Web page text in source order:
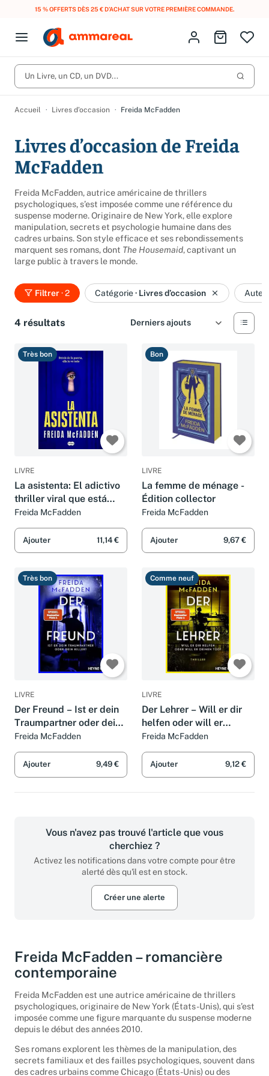
15 % OFFERTS DÈS 25 € D’ACHAT SUR VOTRE PREMIÈRE COMMANDE.
Open menu
Fermer le menu
CD d'occasion
DVD d'occasion
Meilleures ventes
Nos engagements
Lancer
Activez les notifications dans votre compte pour être alerté dès
qu'il est en stock.
Créer une alerte
Identifiez-vous
Aller au
Un Livre, un CD, un DVD...
Accueil Livres d’occasion Freida McFadden
Livres d’occasion de Freida
McFadden
Freida McFadden, autrice américaine de thrillers
psychologiques, s’est imposée comme une référence du
suspense moderne. Originaire de New York, elle explore
manipulation, secrets et psychologie humaine dans des
cadres urbains. Son style efficace et ses rebondissements
marquent ses romans, dont The Housemaid, captivant un
large public à travers le monde.
Filtrer· 2 Catégorie· Livres d’occasion
4 résultats
Très bon
LIVRE
La asistenta: El adictivo
thriller viral que está
arrasando
(SUMA)
Freida McFadden
Ajouter 11,14 €
Bon
LIVRE
La femme de ménage -
Édition collector
Freida McFadden
Ajouter 9,67 €
Très bon
LIVRE
Der Freund – Ist er dein
Traumpartner oder dein
Killer?: Thriller - Der
SPIEGEL-Nr.1-Bestseller.
Von der Autorin des
Weltbestsel
Freida McFadden
Ajouter 9,49 €
Comme neuf
LIVRE
Der Lehrer – Will er dir
helfen oder will er
deinen Tod?: Thriller -
Von der Autorin des
Weltbestsellers »Wenn
sie wüsste«.
Freida McFadden
Ajouter 9,12 €
Vous n'avez pas trouvé l'article que vous
cherchiez ?
Activez les notifications dans votre compte pour être
alerté dès qu'il est en stock.
Créer une alerte
Freida McFadden – romancière
contemporaine
Freida McFadden est une autrice américaine de thrillers
psychologiques, originaire de New York (États-Unis), qui s’est
imposée comme une figure marquante du suspense moderne
depuis le début des années 2010.
Ses romans explorent les thèmes de la manipulation, des
secrets familiaux et des failles psychologiques, souvent dans
des cadres urbains comme Chicago (États-Unis) ou des